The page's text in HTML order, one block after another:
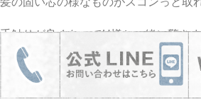
手触りが良くなってH様と一緒に驚き